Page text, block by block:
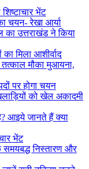
भेंट
चयन- रेखा आर्या
उत्तराखंड ने किया
मिला आशीर्वाद
तत्काल मौका मुआयना,
पर होगा चयन
को खेल अकादमी
आइये जानते हैं क्या
भेंट
समयबद्ध निस्तारण और